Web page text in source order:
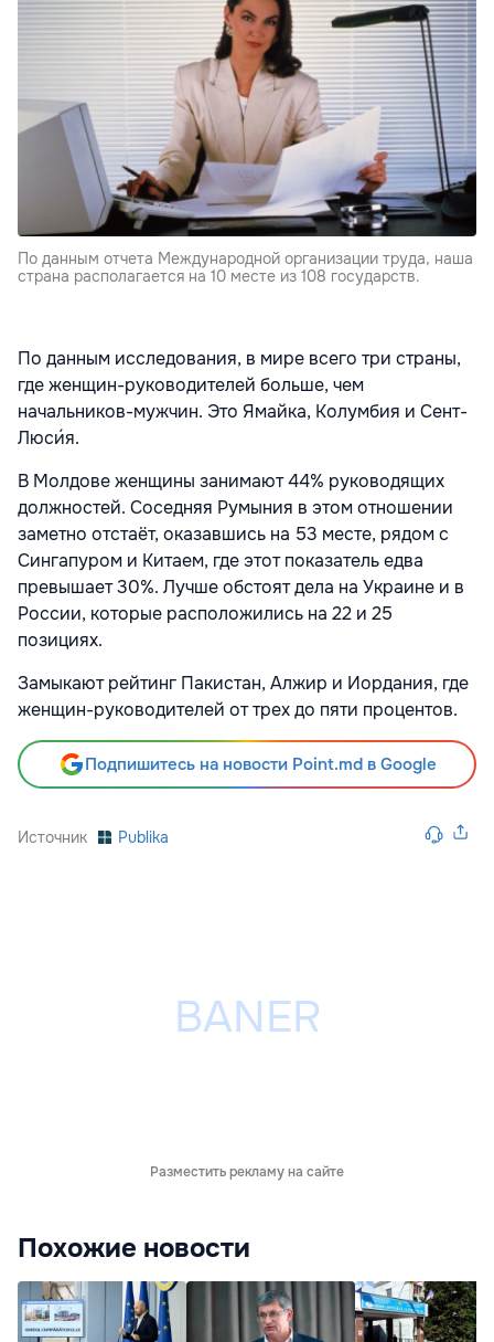
По данным отчета Международной организации труда, наша
страна располагается на 10 месте из 108 государств.
По данным исследования, в мире всего три страны,
где женщин-руководителей больше, чем
начальников-мужчин. Это Ямайка, Колумбия и Сент-
Люси́я.
В Молдове женщины занимают 44% руководящих
должностей. Соседняя Румыния в этом отношении
заметно отстаёт, оказавшись на 53 месте, рядом с
Сингапуром и Китаем, где этот показатель едва
превышает 30%. Лучше обстоят дела на Украине и в
России, которые расположились на 22 и 25
позициях.
Замыкают рейтинг Пакистан, Алжир и Иордания, где
женщин-руководителей от трех до пяти процентов.
Подпишитесь на новости Point.md в Google
Источник Publika
Разместить рекламу на сайте
Похожие новости